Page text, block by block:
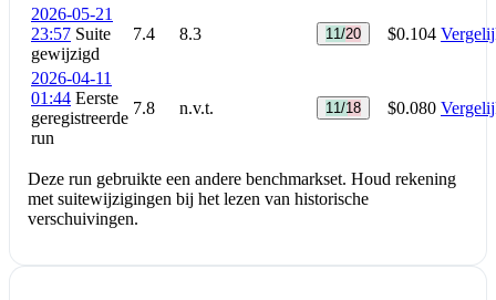
2026-05-21
23:57 Suite
gewijzigd
7.4 8.3 11/20 $0.104
2026-04-11
01:44 Eerste
geregistreerde
run
7.8 n.v.t. 11/18 $0.080
Deze run gebruikte een andere benchmarkset. Houd rekening
met suitewijzigingen bij het lezen van historische
verschuivingen.